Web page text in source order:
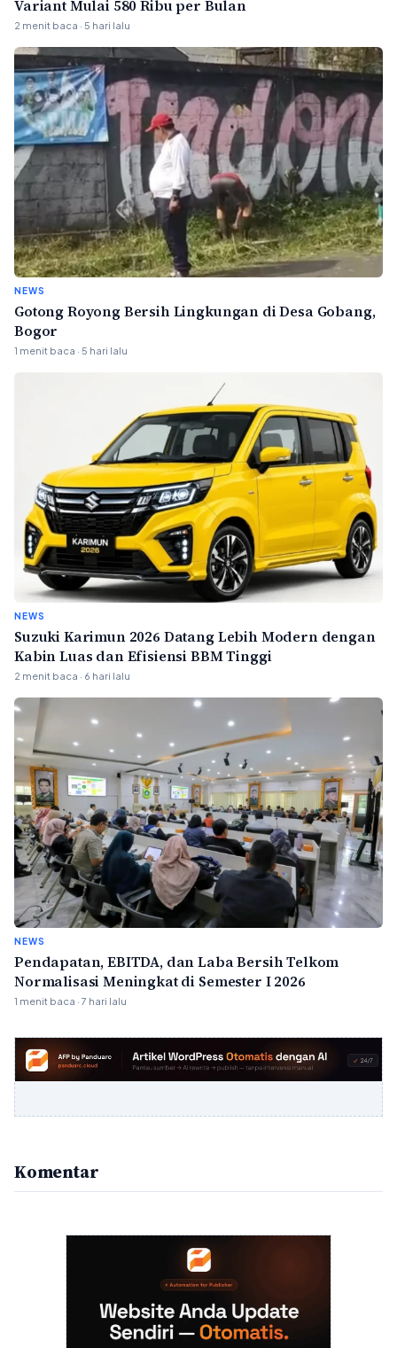
Variant Mulai 580 Ribu per Bulan
2 menit baca · 5 hari lalu
NEWS
Gotong Royong Bersih Lingkungan di Desa Gobang,
Bogor
1 menit baca · 5 hari lalu
NEWS
Suzuki Karimun 2026 Datang Lebih Modern dengan
Kabin Luas dan Efisiensi BBM Tinggi
2 menit baca · 6 hari lalu
NEWS
Pendapatan, EBITDA, dan Laba Bersih Telkom
Normalisasi Meningkat di Semester I 2026
1 menit baca · 7 hari lalu
Komentar